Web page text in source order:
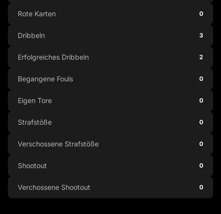
Rote Karten 0
Dribbeln 3
Erfolgreiches Dribbeln 2
Begangene Fouls 0
Eigen Tore 0
Strafstöße 0
Verschossene Strafstöße 0
Shootout 0
Verchossene Shootout 0